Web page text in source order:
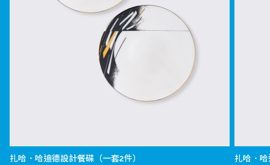
扎哈．哈迪德設計餐碟（一套2件） 扎哈．